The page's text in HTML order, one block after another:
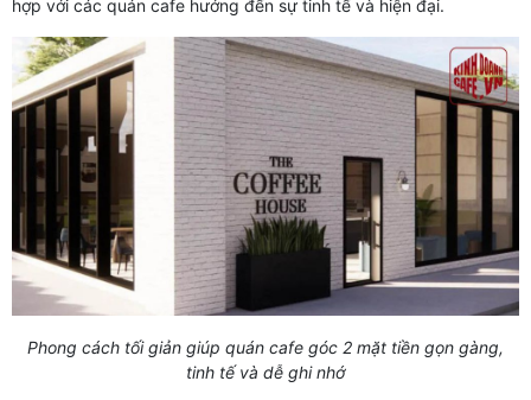
hợp với các quán cafe hướng đến sự tinh tế và hiện đại.
Phong cách tối giản giúp quán cafe góc 2 mặt tiền gọn gàng,
tinh tế và dễ ghi nhớ